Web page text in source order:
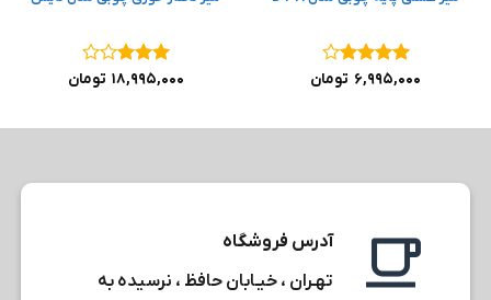
نمره۴
۶,۹۹۵,۰۰۰ تومان نمره۳
۱۸,۹۹۵,۰۰۰ تومان
آدرس فروشگاه
تهـران ، خیـابان حافظ ، نرسیده به